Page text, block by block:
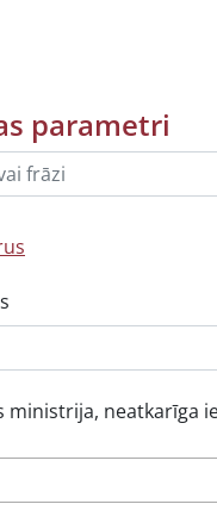
parametri
ministrija, neatkarīga